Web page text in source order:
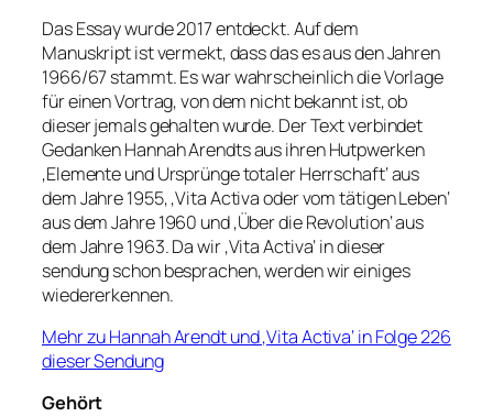
Das Essay wurde 2017 entdeckt. Auf dem
Manuskript ist vermekt, dass das es aus den Jahren
1966/67 stammt. Es war wahrscheinlich die Vorlage
für einen Vortrag, von dem nicht bekannt ist, ob
dieser jemals gehalten wurde. Der Text verbindet
Gedanken Hannah Arendts aus ihren Hutpwerken
‚Elemente und Ursprünge totaler Herrschaft‘ aus
dem Jahre 1955, ‚Vita Activa oder vom tätigen Leben‘
aus dem Jahre 1960 und ‚Über die Revolution‘ aus
dem Jahre 1963. Da wir ‚Vita Activa‘ in dieser
sendung schon besprachen, werden wir einiges
wiedererkennen.
Mehr zu Hannah Arendt und ‚Vita Activa‘ in Folge 226
dieser Sendung
Gehört